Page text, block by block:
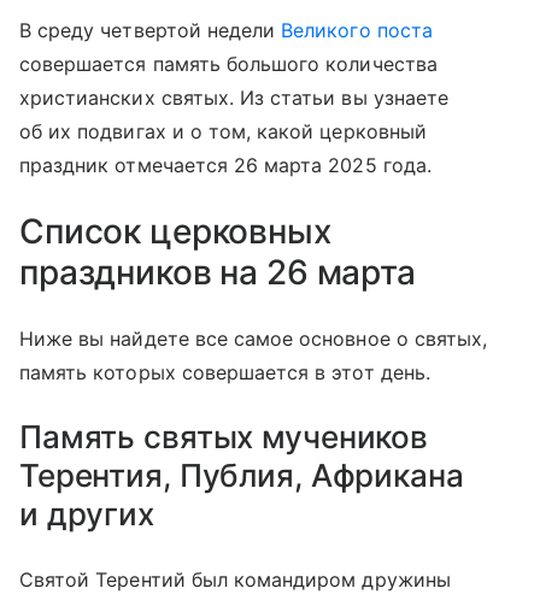
В среду четвертой недели Великого поста
совершается память большого количества
христианских святых. Из статьи вы узнаете
об их подвигах и о том, какой церковный
праздник отмечается 26 марта 2025 года.
Список церковных
праздников на 26 марта
Ниже вы найдете все самое основное о святых,
память которых совершается в этот день.
Память святых мучеников
Терентия, Публия, Африкана
и других
Святой Терентий был командиром дружины